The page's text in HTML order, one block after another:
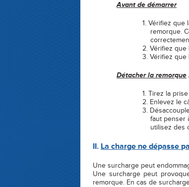
Avant de démarrer
1. Vérifiez que la
remorque. Certains
correctement
2. Vérifiez que les
3. Vérifiez que la charge
Détacher la remorque
1. Tirez la prise et
2. Enlevez le câble
3. Désaccouplez la
faut penser à la charge.
utilisez des cales
II. La charge ne dépasse p
Une surcharge peut
Une surcharge peut
remorque. En cas de